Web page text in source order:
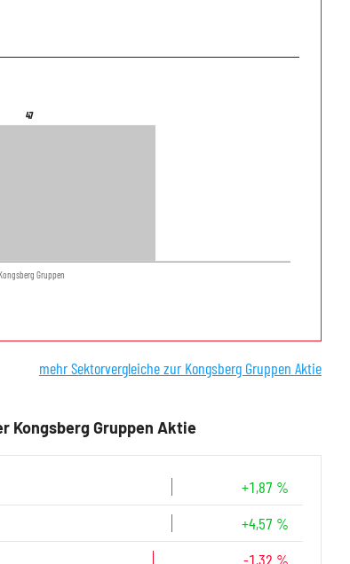
47
47
Gruppen
mehr Sektorvergleiche zur Kongsberg Gruppen Aktie
Kongsberg Gruppen Aktie
+1,87 %
+4,57 %
-1,32 %